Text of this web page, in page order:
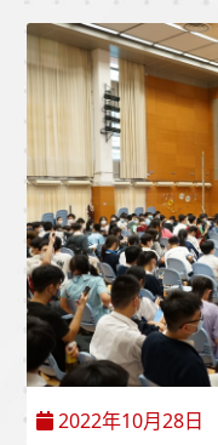
2022年10月28日